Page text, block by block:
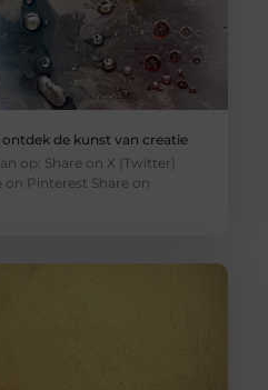
de kunst van creatie
op: Share on X (Twitter)
on Pinterest Share on